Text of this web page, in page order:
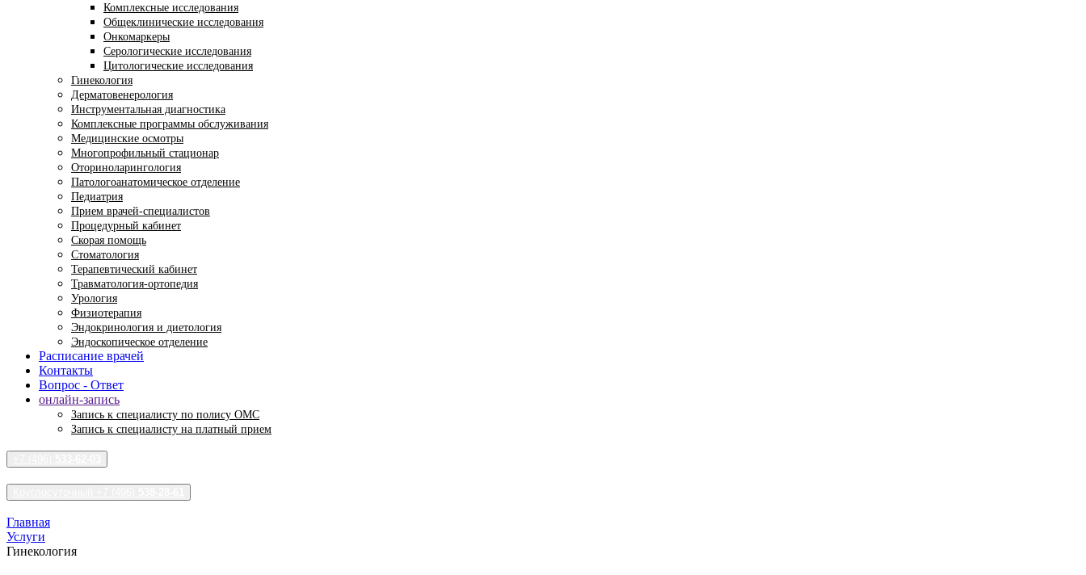
Комплексные исследования
Общеклинические исследования
Онкомаркеры
Серологические исследования
Цитологические исследования
Гинекология
Дерматовенерология
Инструментальная диагностика
Комплексные программы обслуживания
Медицинские осмотры
Многопрофильный стационар
Оториноларингология
Патологоанатомическое отделение
Педиатрия
Прием врачей-специалистов
Процедурный кабинет
Скорая помощь
Стоматология
Терапевтический кабинет
Травматология-ортопедия
Урология
Физиотерапия
Эндокринология и диетология
Эндоскопическое отделение
Расписание врачей
Контакты
Вопрос - Ответ
онлайн-запись
Запись к специалисту по полису ОМС
Запись к специалисту на платный прием
Главная
Услуги
Гинекология